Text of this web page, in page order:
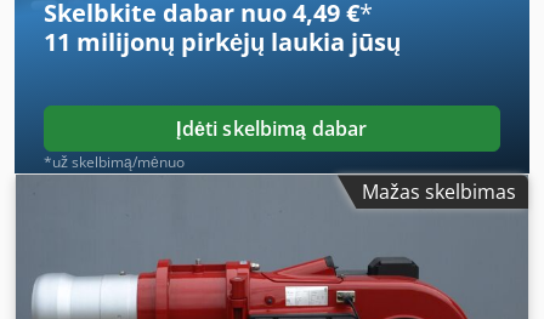
Skelbkite dabar nuo 4,49 €*
11 milijonų pirkėjų laukia jūsų
Įdėti skelbimą dabar
*už skelbimą/mėnuo
Mažas skelbimas